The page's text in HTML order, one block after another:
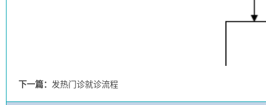
下一篇： 发热门诊就诊流程